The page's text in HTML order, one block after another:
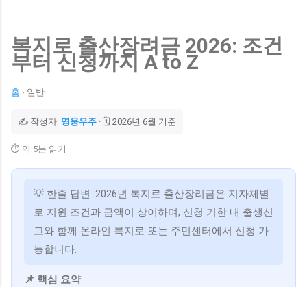
복지로 출산장려금 2026: 조건
부터 신청까지 A to Z
홈 › 일반
✍️ 작성자: 영웅우주 · 🗓️ 2026년 6월 기준
⏱️ 약 5분 읽기
💡 한줄 답변: 2026년 복지로 출산장려금은 지자체별
로 지원 조건과 금액이 상이하며, 신청 기한 내 출생신
고와 함께 온라인 복지로 또는 주민센터에서 신청 가
능합니다.
📌 핵심 요약